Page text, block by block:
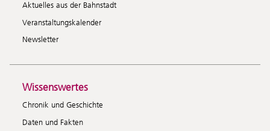
Aktuelles aus der Bahnstadt
Veranstaltungskalender
Newsletter
Wissenswertes
Chronik und Geschichte
Daten und Fakten